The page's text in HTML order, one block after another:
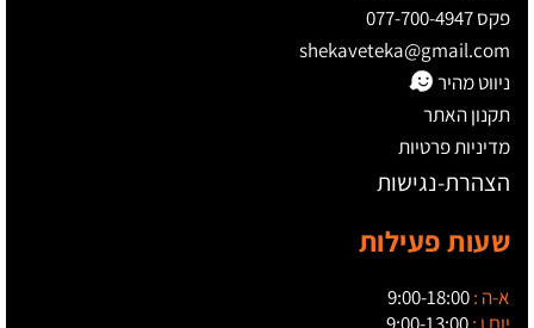
פקס 077-700-4947
shekaveteka@gmail.com
ניווט מהיר
תקנון האתר
מדיניות פרטיות
הצהרת-נגישות
שעות פעילות
א-ה :9:00-18:00